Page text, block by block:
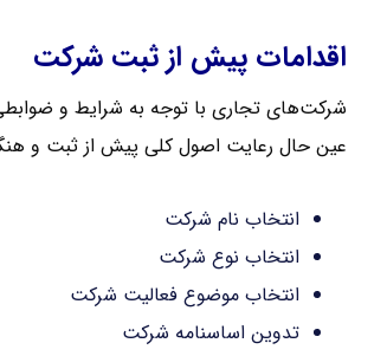
اقدامات پیش از ثبت شرکت
شرکت‌های تجاری با توجه به شرایط و
عین حال رعایت اصول کلی پیش از ثبت و
انتخاب نام شرکت
انتخاب نوع شرکت
انتخاب موضوع فعالیت شرکت
تدوین اساسنامه شرکت